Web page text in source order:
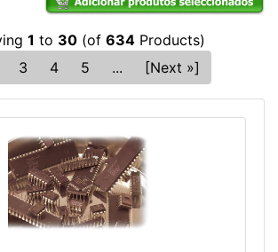
1 to 30 (of 634 Products)
3 4 5 ... [Next »]